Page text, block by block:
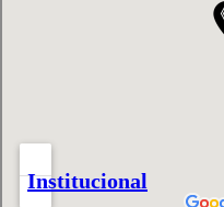
Institucional